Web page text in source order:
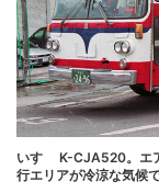
いすゞ K-CJA520。エ
行エリアが冷涼な気候